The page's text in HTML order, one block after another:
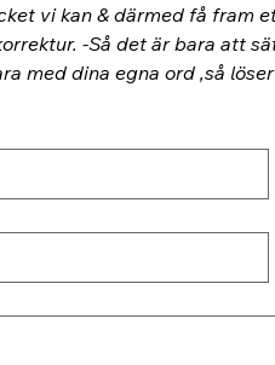
vi kan & därmed få fram
-Så det är bara att
med dina egna ord ,så